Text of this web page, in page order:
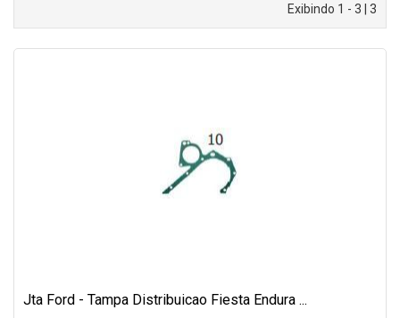
Exibindo 1 - 3 | 3
Jta Ford - Tampa Distribuicao Fiesta Endura ...